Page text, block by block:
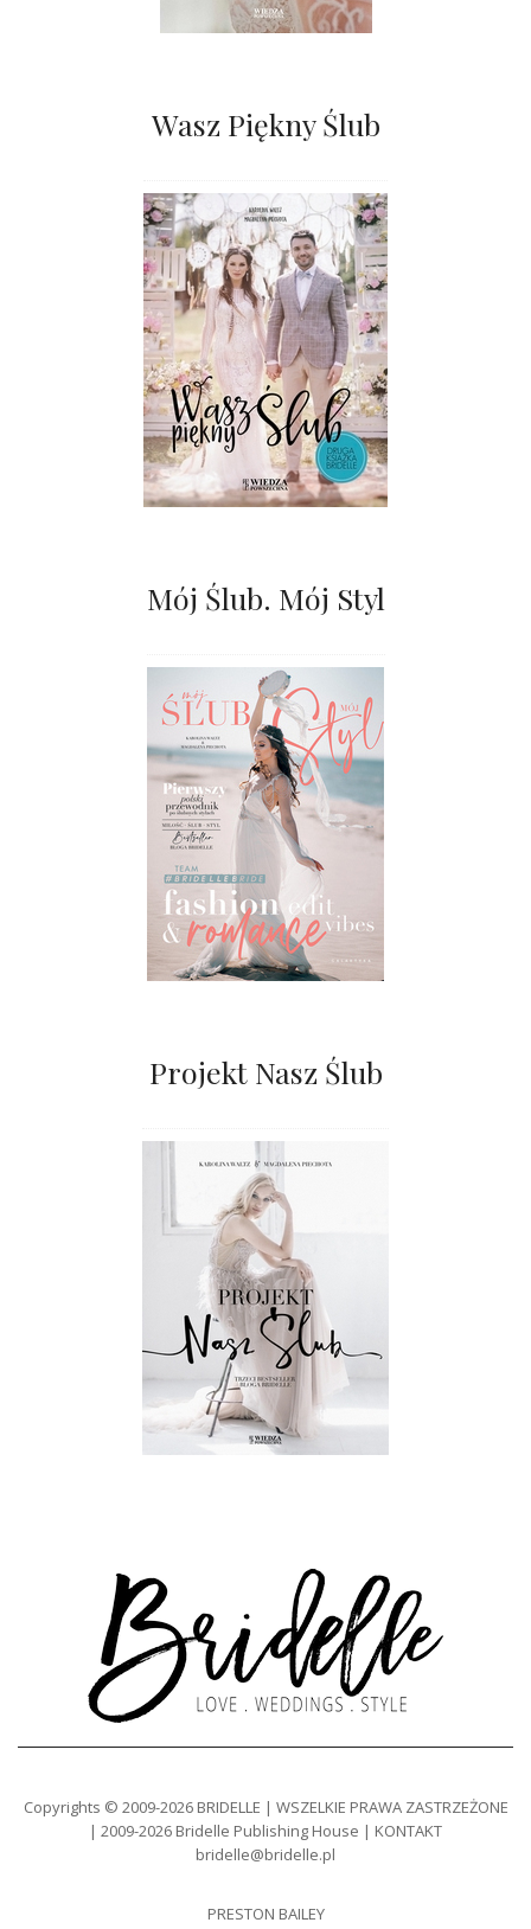
Wasz Piękny Ślub
Mój Ślub. Mój Styl
Projekt Nasz Ślub
Copyrights © 2009-2026 BRIDELLE | WSZELKIE PRAWA ZASTRZEŻONE
| 2009-2026 Bridelle Publishing House | KONTAKT
bridelle@bridelle.pl
PRESTON BAILEY